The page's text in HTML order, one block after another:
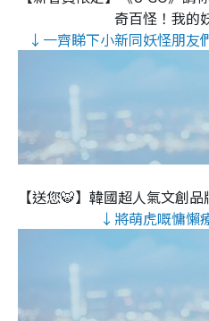
奇百怪！我的
↓一齊睇下小新同妖怪朋友
【送您🐯】韓國超人氣文創
↓將萌虎嘅慵懶